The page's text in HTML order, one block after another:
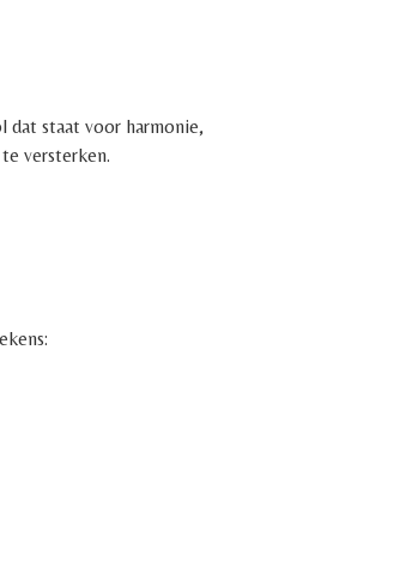
dat staat voor harmonie,
versterken.